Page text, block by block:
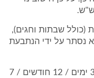
שבועיות (כולל שבתות וחגים),
אשר לא נסתר על ידי הנתבעת
בחודש קיימים 4.34 שבועות (365 ימים / 12 חודשים / 7